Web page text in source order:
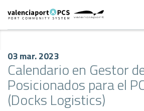
03 mar. 2023
Calendario en Gestor
Posicionados para el
(Docks Logistics)